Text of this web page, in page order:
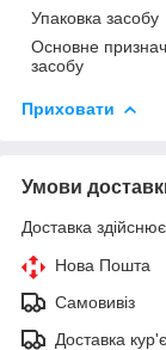
Упаковка засобу
Основне
засобу
Приховати
Умови
Доставка
Нова Пошта
Самовивіз
Доставка